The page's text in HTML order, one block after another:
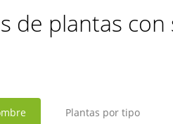
de plantas
Plantas por tipo